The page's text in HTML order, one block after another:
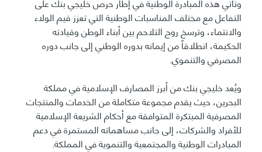
التفاعل مع مختلف المناسبات الوطنية التي تعزز قيم الولاء
والانتماء، وترسخ روح التلاحم بين أبناء الوطن وقيادته
الحكيمة، انطلاقاً من إيمانه بدوره الوطني إلى جانب دوره
المصرفي والتنموي.
ويُعد خليجي بنك من أبرز المصارف الإسلامية في مملكة
البحرين، حيث يقدم مجموعة متكاملة من الخدمات والمنتجات
المصرفية المبتكرة المتوافقة مع أحكام الشريعة الإسلامية
للأفراد والشركات، إلى جانب مساهماته المستمرة في دعم
المبادرات الوطنية والمجتمعية والتنموية في المملكة.